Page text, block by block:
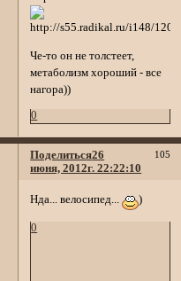
Че-то он не толстеет,
метаболизм хороший - все
нагора))
0
Поделиться 105
26
июня, 2012г. 22:22:10
Нда... велосипед... )
0